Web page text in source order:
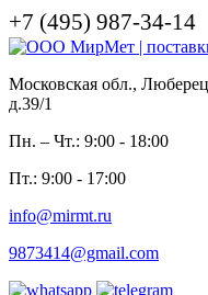
+7 (495) 987-34-14
Московская обл.,
д.39/1
Пн. – Чт.: 9:00 - 18:00
Пт.: 9:00 - 17:00
info@mirmt.ru
9873414@gmail.com